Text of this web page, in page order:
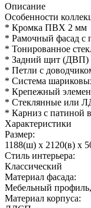
Описание
Особенности
* Кромка ПВХ 2 мм
* Рамочный фасад с
* Тонированное
* Задний щит (ДВП)
* Петли с
* Система
* Крепежный
* Стеклянные или
* Карниз с патиной
Характеристики
Размер:
1188(ш) x 2120(в) x
Стиль интерьера:
Классический
Материал фасада:
Мебельный
Материал корпуса: